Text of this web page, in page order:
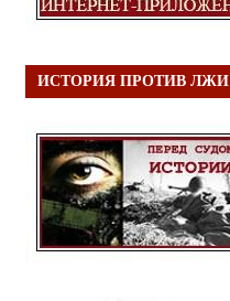
ИСТОРИЯ ПРОТИВ ЛЖИ